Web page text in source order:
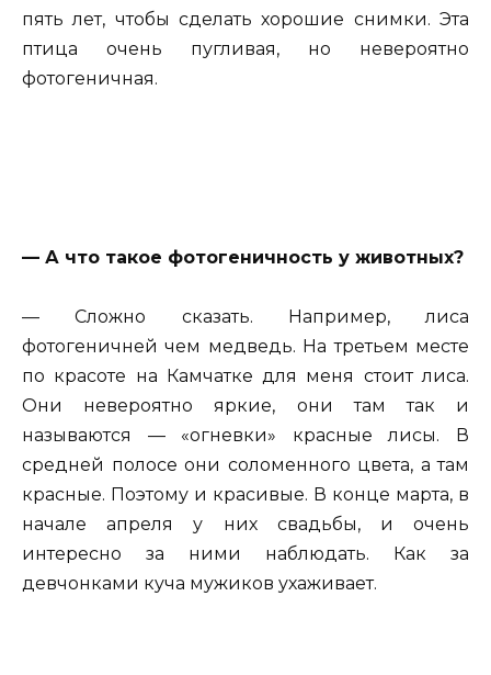
пять лет, чтобы сделать хорошие снимки. Эта
птица очень пугливая, но невероятно
фотогеничная.
— А что такое фотогеничность у животных?
— Сложно сказать. Например, лиса
фотогеничней чем медведь. На третьем месте
по красоте на Камчатке для меня стоит лиса.
Они невероятно яркие, они там так и
называются — «огневки» красные лисы. В
средней полосе они соломенного цвета, а там
красные. Поэтому и красивые. В конце марта, в
начале апреля у них свадьбы, и очень
интересно за ними наблюдать. Как за
девчонками куча мужиков ухаживает.